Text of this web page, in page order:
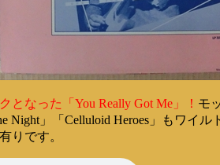
となった「You Really Got Me」！ モ
Night」「Celluloid Heroes」もワ
りです。